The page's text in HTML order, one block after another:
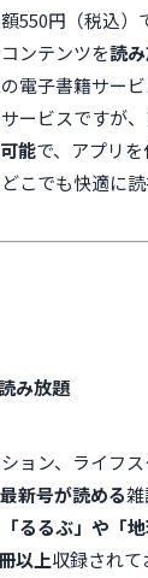
550円（税込
ンテンツを読
電子書籍サー
ービスですが、
能で、アプリ
こでも快適に読
み放題
ョン、ライフ
新号が読める
「るるぶ」や「
以上収録されて